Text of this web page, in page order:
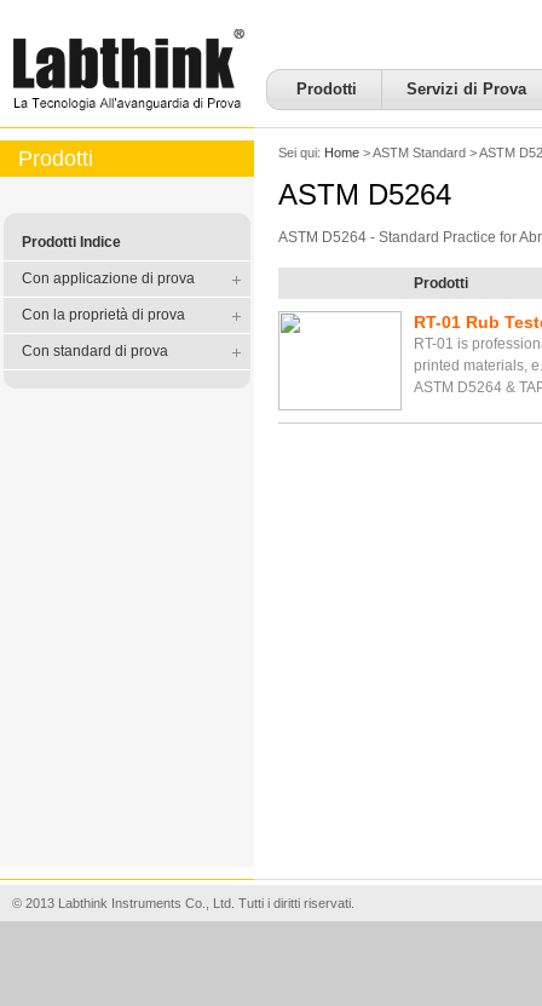
Prodotti Servizi di Prova
Sei qui: Home >ASTM Standard >ASTM
ASTM D5264
ASTM D5264 - Standard Practice for
Prodotti
RT-01 Rub
RT-01 is
printed materials,
ASTM D5264 &
Prodotti
Prodotti Indice
Con applicazione di prova
Con la proprietà di prova
Con standard di prova
© 2013 Labthink Instruments Co., Ltd. Tutti i diritti riservati.